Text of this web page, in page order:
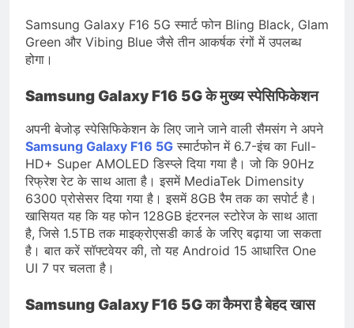
Samsung Galaxy F16 5G स्मार्ट फोन Bling Black, Glam
Green और Vibing Blue जैसे तीन आकर्षक रंगों में उपलब्ध
होगा।
Samsung Galaxy F16 5G के मुख्य स्पेसिफिकेशन
अपनी बेजोड़ स्पेसिफिकेशन के लिए जाने जाने वाली सैमसंग ने अपने
Samsung Galaxy F16 5G स्मार्टफोन में 6.7-इंच का Full-
HD+ Super AMOLED डिस्प्ले दिया गया है। जो कि 90Hz
रिफ्रेश रेट के साथ आता है। इसमें MediaTek Dimensity
6300 प्रोसेसर दिया गया है। इसमें 8GB रैम तक का सपोर्ट है।
खासियत यह कि यह फोन 128GB इंटरनल स्टोरेज के साथ आता
है, जिसे 1.5TB तक माइक्रोएसडी कार्ड के जरिए बढ़ाया जा सकता
है। बात करें सॉफ्टवेयर की, तो यह Android 15 आधारित One
UI 7 पर चलता है।
Samsung Galaxy F16 5G का कैमरा है बेहद खास